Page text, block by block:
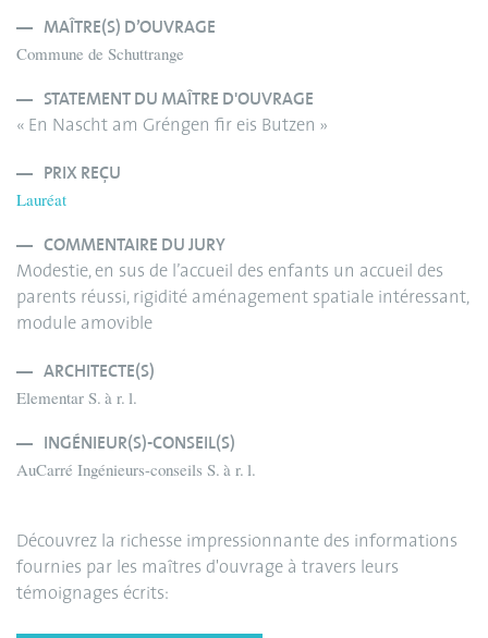
MAÎTRE(S) D’OUVRAGE
Commune de Schuttrange
STATEMENT DU MAÎTRE D'OUVRAGE
« En Nascht am Gréngen fir eis Butzen »
PRIX REÇU
Lauréat
COMMENTAIRE DU JURY
Modestie, en sus de l’accueil des enfants un accueil des
parents réussi, rigidité aménagement spatiale intéressant,
module amovible
ARCHITECTE(S)
Elementar S. à r. l.
INGÉNIEUR(S)-CONSEIL(S)
AuCarré Ingénieurs-conseils S. à r. l.
Découvrez la richesse impressionnante des informations
fournies par les maîtres d'ouvrage à travers leurs
témoignages écrits: